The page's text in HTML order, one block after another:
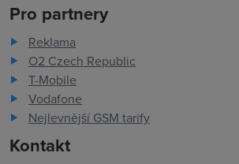
Pro partnery
Reklama
O2 Czech Republic
T-Mobile
Vodafone
Nejlevnější GSM tarify
Kontakt